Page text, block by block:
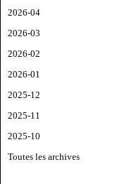
2026-04
2026-03
2026-02
2026-01
2025-12
2025-11
2025-10
Toutes les archives